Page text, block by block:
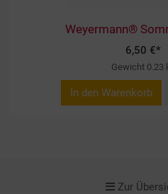
Weyermann®
6,50 €*
Gewicht 0.23
In den Warenkorb
Zur